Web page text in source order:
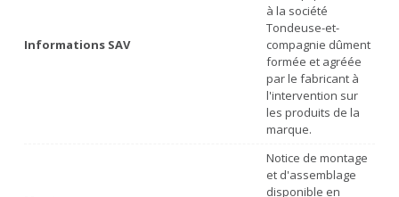
Informations SAV
à la société
Tondeuse-et-
compagnie dûment
formée et agréée
par le fabricant à
l'intervention sur
les produits de la
marque.
Notice de montage
et d'assemblage
disponible en